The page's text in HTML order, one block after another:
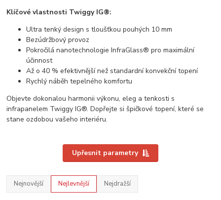
Klíčové vlastnosti Twiggy IG®:
Ultra tenký design s tloušťkou pouhých 10 mm
Bezúdržbový provoz
Pokročilá nanotechnologie InfraGlass® pro maximální
účinnost
Až o 40 % efektivnější než standardní konvekční topení
Rychlý náběh tepelného komfortu
Objevte dokonalou harmonii výkonu, eleg a tenkosti s
infrapanelem Twiggy IG®. Dopřejte si špičkové topení, které se
stane ozdobou vašeho interiéru.
Upřesnit parametry
Nejnovější Nejlevnější Nejdražší